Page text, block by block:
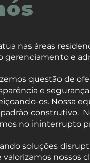
nas áreas
gerenciamento e
questão de
e
os. Nossa
construtivo.
no ininterrupto
soluções
nossos